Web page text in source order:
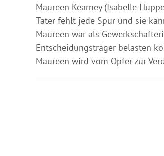
Maureen Kearney (Isabelle
Täter fehlt jede Spur und sie
Maureen war als
Entscheidungsträger belasten
Maureen wird vom Opfer zur